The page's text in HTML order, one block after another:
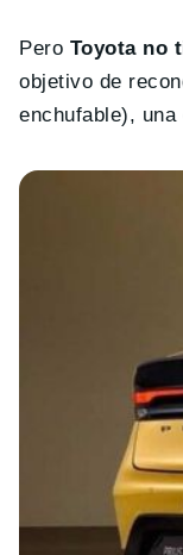
Pero Toyota no
objetivo de
enchufable),